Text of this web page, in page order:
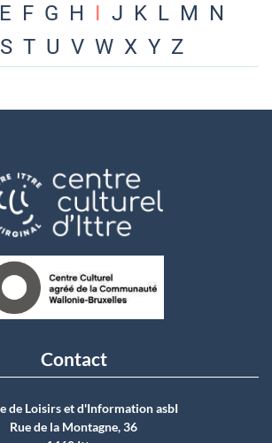
E F G H I J K L M N
S T U V W X Y Z
Contact
de Loisirs et d'Information asbI
Rue de la Montagne, 36